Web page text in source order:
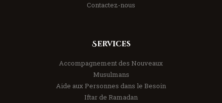
Contactez-nous
Services
Accompagnement des Nouveaux
Musulmans
Aide aux Personnes dans le Besoin
Iftar de Ramadan